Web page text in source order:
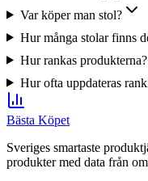
Var köper man stol?
Hur många stolar finns
Hur rankas produkterna?
Hur ofta uppdateras
Bästa Köpet
Sveriges smartaste
produkter med data från